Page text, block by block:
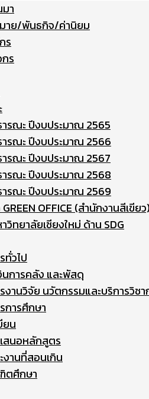
า
าย/พันธกิจ/ค่านิยม
ร
ร
รณะ ปีงบประมาณ 2565
รณะ ปีงบประมาณ 2566
รณะ ปีงบประมาณ 2567
รณะ ปีงบประมาณ 2568
รณะ ปีงบประมาณ 2569
GREEN OFFICE (สำนักงานสีเขีย
วิทยาลัยเชียงใหม่ ด้าน SDG
ทั่วไป
นการคลัง และพัสดุ
งานวิจัย นวัตกรรมและบริการวิชา
การศึกษา
ยน
สนอหลักสูตร
งานที่สอนเกิน
ตศึกษา